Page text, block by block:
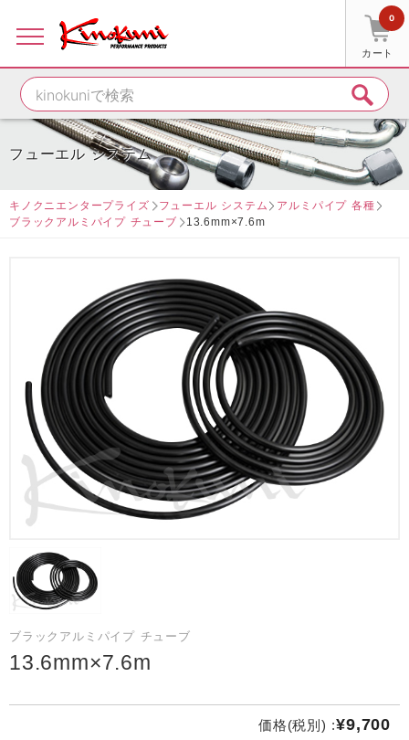
カート
0
フューエル システム
キノクニエンタープライズ フューエル システム
アルミパイプ 各種
ブラックアルミパイプ チューブ
13.6mm×7.6m
ブラックアルミパイプ チューブ
13.6mm×7.6m
価格(税別) :¥9,700